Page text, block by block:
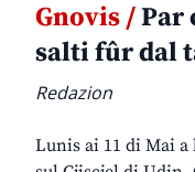
Gnovis /Par
salti fûr dal
Redazion
Lunis ai 11 di Mai a